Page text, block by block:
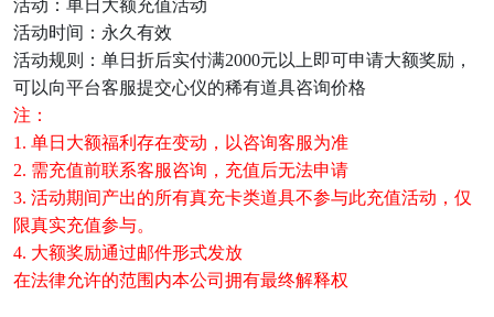
活动： 单日大额充值活动
活动时间： 永久有效
活动规则：单日折后实付满2000元以上即可申请大额奖励，
可以向平台客服提交心仪的稀有道具咨询价格
注：
1. 单日大额福利存在变动，以咨询客服为准
2. 需充值前联系客服咨询，充值后无法申请
3. 活动期间产出的所有真充卡类道具不参与此充值活动，仅
限真实充值参与。
4. 大额奖励通过邮件形式发放
在法律允许的范围内本公司拥有最终解释权